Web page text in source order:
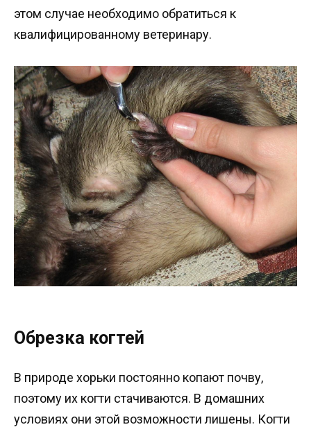
этом случае необходимо обратиться к
квалифицированному ветеринару.
Обрезка когтей
В природе хорьки постоянно копают почву,
поэтому их когти стачиваются. В домашних
условиях они этой возможности лишены. Когти